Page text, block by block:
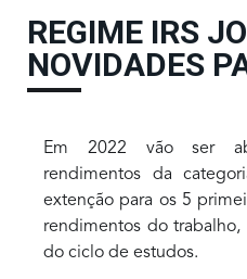
REGIME IRS
NOVIDADES
Em 2022 vão ser
rendimentos da
extenção para os 5
rendimentos do
do ciclo de estudos.